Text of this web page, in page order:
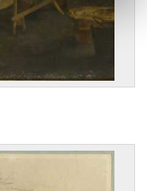
de médias sociaux, de
combiner celles-ci
que vous leur avez fournies
de votre utilisation de leurs